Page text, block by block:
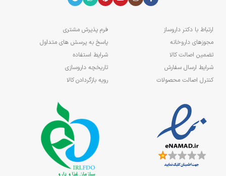
ارتباط با دکتر داروساز
مجوزهای داروخانه
تضمین اصالت کالا
شرایط ارسال سفارش
کنترل اصالت محصولات
فرم پذیرش مشتری
پاسخ به پرسش های متداول
شرایط استفاده
تاریخچه داروسازی
رویه بازگردادن کالا